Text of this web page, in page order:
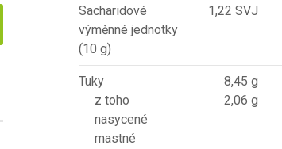
Sacharidové
výměnné jednotky
(10 g)
1,22 SVJ
Tuky
z toho
nasycené
mastné
8,45 g
2,06 g